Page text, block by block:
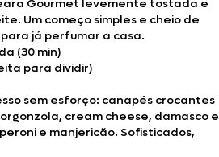
Gourmet levemente tostada e
Um começo simples e cheio de
já perfumar a casa.
(30 min)
para dividir)
sem esforço: canapés crocantes
cream cheese, damasco e
e manjericão. Sofisticados,